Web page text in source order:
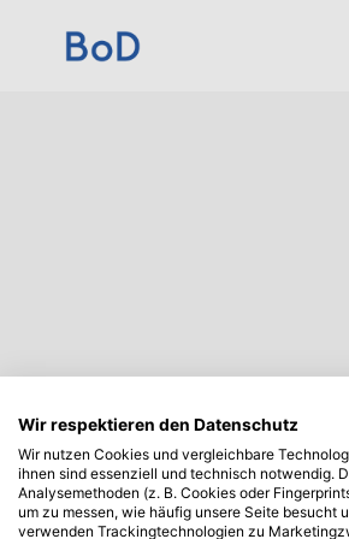
Wir respektieren den Datenschutz
Wir nutzen Cookies und vergleichbare
ihnen sind essenziell und technisch notwendig.
Analysemethoden (z. B. Cookies oder
um zu messen, wie häufig unsere Seite besucht
verwenden Trackingtechnologien zu